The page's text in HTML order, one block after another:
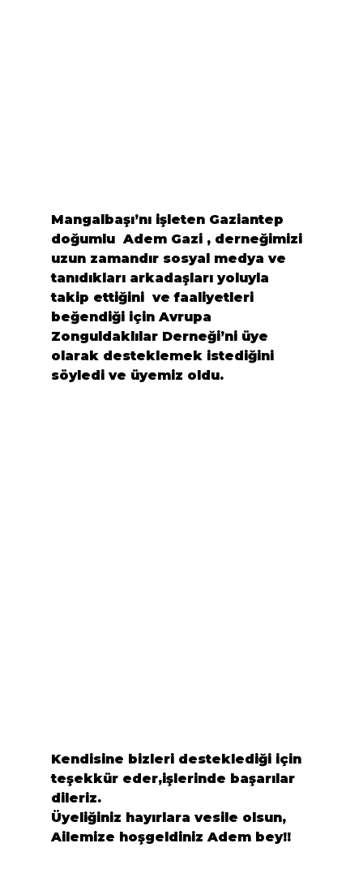
Mangalbaşı’nı işleten Gaziantep
doğumlu  Adem Gazi , derneğimizi
uzun zamandır sosyal medya ve
tanıdıkları arkadaşları yoluyla
takip ettiğini  ve faaliyetleri
beğendiği için Avrupa
Zonguldaklılar Derneği’ni üye
olarak desteklemek istediğini
söyledi ve üyemiz oldu.
Kendisine bizleri desteklediği için
teşekkür eder,işlerinde başarılar
dileriz.
Üyeliğiniz hayırlara vesile olsun,
Ailemize hoşgeldiniz Adem bey!!